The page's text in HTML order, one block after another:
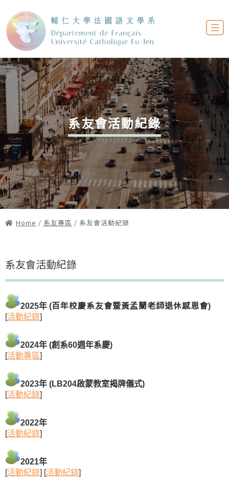
系友會活動紀錄
Home / 系友專區 / 系友會活動紀錄
系友會活動紀錄
2025年 (百年校慶系友會暨黃孟蘭老師退休感恩會)
[活動紀錄]
2024年 (創系60週年系慶)
[活動專區]
2023年 (LB204啟蒙教室揭牌儀式)
[活動紀錄]
2022年
[活動紀錄]
2021年
[活動紀錄] [活動紀錄]